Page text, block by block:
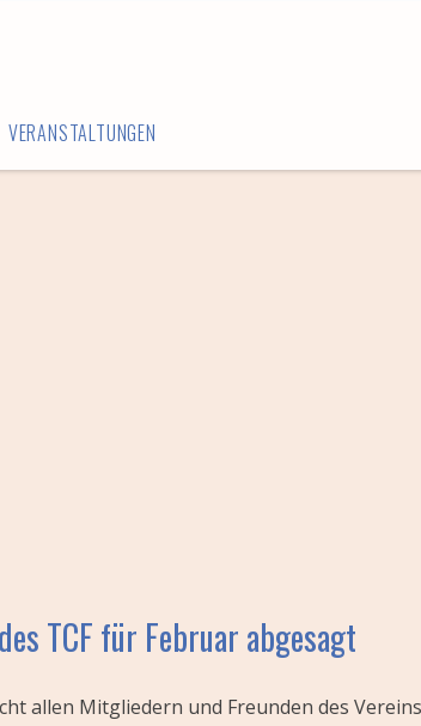
VERANSTALTUNGEN
TCF für Februar abgesagt
allen Mitgliedern und Freunden des